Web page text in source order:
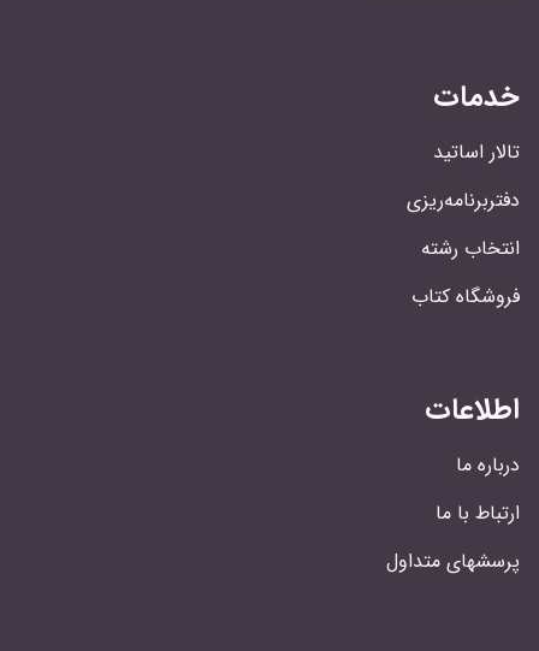
خدمات
تالار اساتید
دفتربرنامه‌ریزی
انتخاب رشته
فروشگاه کتاب
اطلاعات
درباره ما
ارتباط با ما
پرسشهای متداول